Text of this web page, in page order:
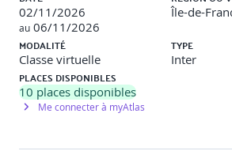
Réseaux neuronaux et tests
Architectures réseaux, perceptrons
Mesures de couverture, techniques
ravaux pratiques : implémentation
résultats
Validation : QCM, atelier pratique
02/11/2026
au 06/11/2026
Île-de-
MODALITÉ
Classe virtuelle
TYPE
Inter
PLACES DISPONIBLES
10 places disponibles
Me connecter à myAtlas